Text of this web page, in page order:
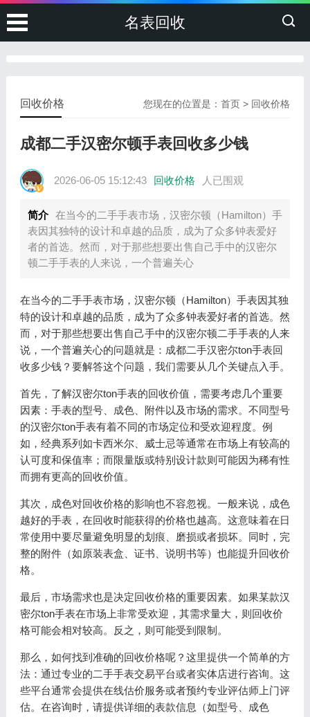
名表回收
您现在的位置是：首页 > 回收价格
回收价格
成都二手汉密尔顿手表回收多少钱
2026-06-05 15:12:43 回收价格 人已围观
简介 在当今的二手手表市场，汉密尔顿（Hamilton）手
表因其独特的设计和卓越的品质，成为了众多钟表爱好
者的首选。然而，对于那些想要出售自己手中的汉密尔
顿二手手表的人来说，一个普遍关心
在当今的二手手表市场，汉密尔顿（Hamilton）手表因其独
特的设计和卓越的品质，成为了众多钟表爱好者的首选。然
而，对于那些想要出售自己手中的汉密尔顿二手手表的人来
说，一个普遍关心的问题就是：成都二手汉密尔ton手表回
收多少钱？要解答这个问题，我们需要从几个关键点入手。
首先，了解汉密尔ton手表的回收价值，需要考虑几个重要
因素：手表的型号、成色、附件以及市场的需求。不同型号
的汉密尔ton手表有着不同的市场定位和受欢迎程度。例
如，经典系列如卡西米尔、威士忌等通常在市场上有较高的
认可度和保值率；而限量版或特别设计款则可能因为稀有性
而拥有更高的回收价值。
其次，成色对回收价格的影响也不容忽视。一般来说，成色
越好的手表，在回收时能获得的价格也越高。这意味着在日
常使用中要尽量避免明显的划痕、磨损或者损坏。同时，完
整的附件（如原装表盒、证书、说明书等）也能提升回收价
格。
最后，市场需求也是决定回收价格的重要因素。如果某款汉
密尔ton手表在市场上非常受欢迎，其需求量大，则回收价
格可能会相对较高。反之，则可能受到限制。
那么，如何找到准确的回收价格呢？这里提供一个简单的方
法：通过专业的二手手表交易平台或者实体店进行咨询。这
些平台通常会提供在线估价服务或者预约专业评估师上门评
估。在咨询时，请提供详细的表款信息（如型号、成色